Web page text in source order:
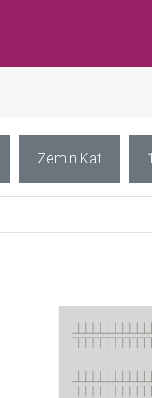
Zemin Kat